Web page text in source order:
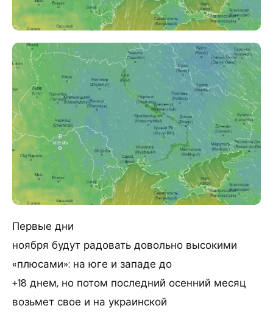
Первые дни
ноября будут радовать довольно высокими
«плюсами»: на юге и западе до
+18 днем, но потом последний осенний месяц
возьмет свое и на украинской